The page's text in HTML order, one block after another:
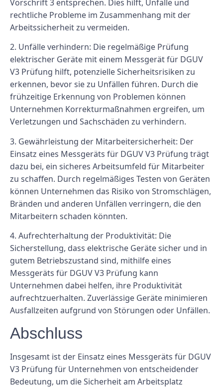
Vorschrift 3 entsprechen. Dies hilft, Unfälle und
rechtliche Probleme im Zusammenhang mit der
Arbeitssicherheit zu vermeiden.
2. Unfälle verhindern: Die regelmäßige Prüfung
elektrischer Geräte mit einem Messgerät für DGUV
V3 Prüfung hilft, potenzielle Sicherheitsrisiken zu
erkennen, bevor sie zu Unfällen führen. Durch die
frühzeitige Erkennung von Problemen können
Unternehmen Korrekturmaßnahmen ergreifen, um
Verletzungen und Sachschäden zu verhindern.
3. Gewährleistung der Mitarbeitersicherheit: Der
Einsatz eines Messgeräts für DGUV V3 Prüfung trägt
dazu bei, ein sicheres Arbeitsumfeld für Mitarbeiter
zu schaffen. Durch regelmäßiges Testen von Geräten
können Unternehmen das Risiko von Stromschlägen,
Bränden und anderen Unfällen verringern, die den
Mitarbeitern schaden könnten.
4. Aufrechterhaltung der Produktivität: Die
Sicherstellung, dass elektrische Geräte sicher und in
gutem Betriebszustand sind, mithilfe eines
Messgeräts für DGUV V3 Prüfung kann
Unternehmen dabei helfen, ihre Produktivität
aufrechtzuerhalten. Zuverlässige Geräte minimieren
Ausfallzeiten aufgrund von Störungen oder Unfällen.
Abschluss
Insgesamt ist der Einsatz eines Messgeräts für DGUV
V3 Prüfung für Unternehmen von entscheidender
Bedeutung, um die Sicherheit am Arbeitsplatz